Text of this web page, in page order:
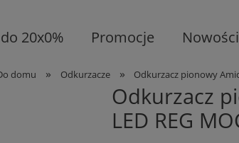
20x0% Promocje Nowości
domu » Odkurzacze » Odkurzacz pionowy
Odkurzacz
LED REG